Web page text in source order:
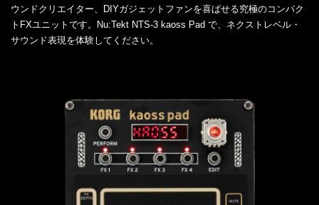
ウンドクリエイター、DIYガジェットファンを喜ばせる究極のコンパク
トFXユニットです。Nu:Tekt NTS-3 kaoss Pad で、ネクストレベル・
サウンド表現を体験してください。